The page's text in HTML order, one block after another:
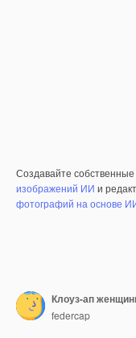
Создавайте
изображений ИИ и
фотографий на основе
Клоуз-ап
federcap